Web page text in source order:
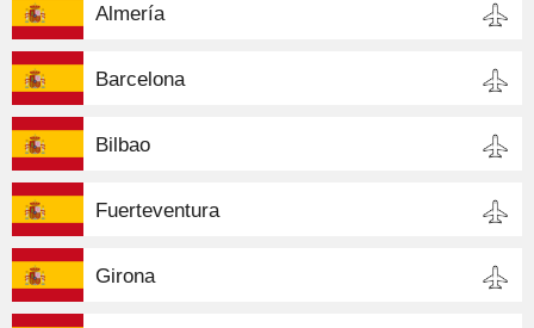
Almería
Barcelona
Bilbao
Fuerteventura
Girona